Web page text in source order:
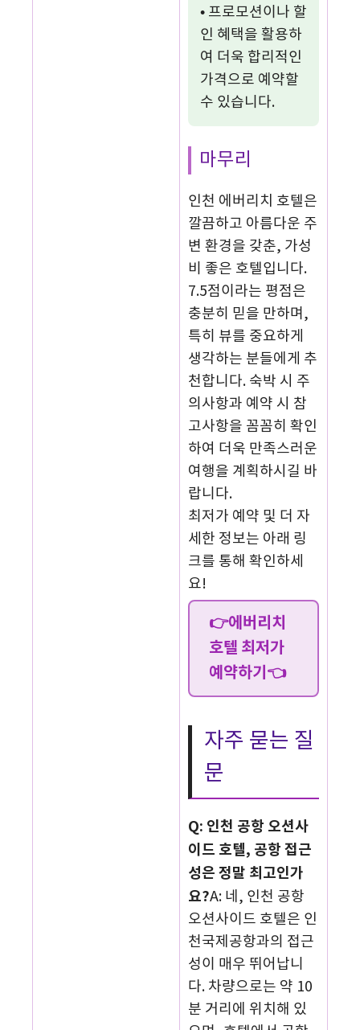
• 프로모션이나 할
인 혜택을 활용하
여 더욱 합리적인
가격으로 예약할
수 있습니다.
마무리
인천 에버리치 호텔은
깔끔하고 아름다운 주
변 환경을 갖춘, 가성
비 좋은 호텔입니다.
7.5점이라는 평점은
충분히 믿을 만하며,
특히 뷰를 중요하게
생각하는 분들에게 추
천합니다. 숙박 시 주
의사항과 예약 시 참
고사항을 꼼꼼히 확인
하여 더욱 만족스러운
여행을 계획하시길 바
랍니다.
최저가 예약 및 더 자
세한 정보는 아래 링
크를 통해 확인하세
요!
👉에버리치
호텔 최저가
예약하기👈
자주 묻는 질
문
Q: 인천 공항 오션사
이드 호텔, 공항 접근
성은 정말 최고인가
요?A: 네, 인천 공항
오션사이드 호텔은 인
천국제공항과의 접근
성이 매우 뛰어납니
다. 차량으로는 약 10
분 거리에 위치해 있